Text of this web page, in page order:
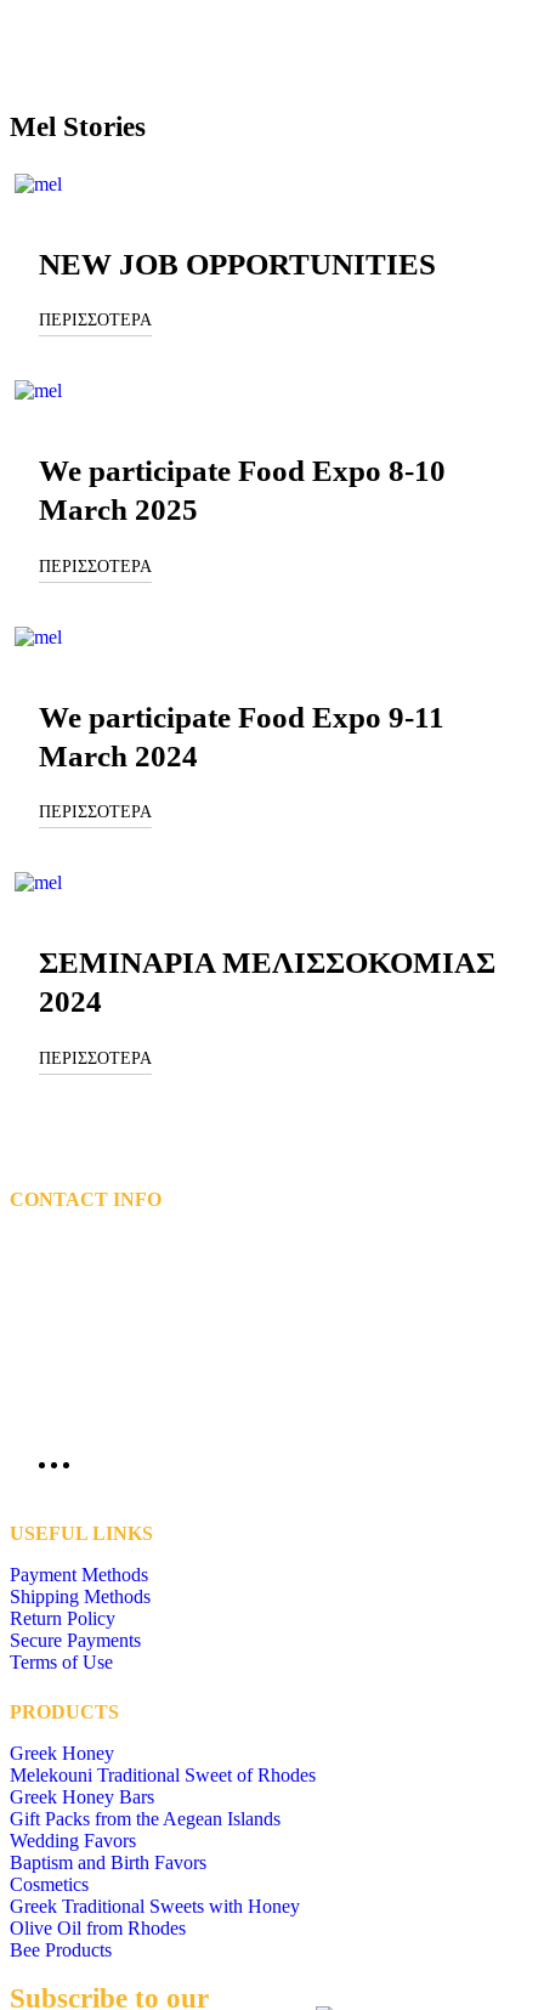
Mel Stories
NEW JOB OPPORTUNITIES
ΠΕΡΙΣΣΟΤΕΡΑ
We participate Food Expo 8-10
March 2025
ΠΕΡΙΣΣΟΤΕΡΑ
We participate Food Expo 9-11
March 2024
ΠΕΡΙΣΣΟΤΕΡΑ
ΣΕΜΙΝΑΡΙΑ ΜΕΛΙΣΣΟΚΟΜΙΑΣ
2024
ΠΕΡΙΣΣΟΤΕΡΑ
CONTACT INFO
USEFUL LINKS
Payment Methods
Shipping Methods
Return Policy
Secure Payments
Terms of Use
PRODUCTS
Greek Honey
Melekouni Traditional Sweet of Rhodes
Greek Honey Bars
Gift Packs from the Aegean Islands
Wedding Favors
Baptism and Birth Favors
Cosmetics
Greek Traditional Sweets with Honey
Olive Oil from Rhodes
Bee Products
Subscribe to our